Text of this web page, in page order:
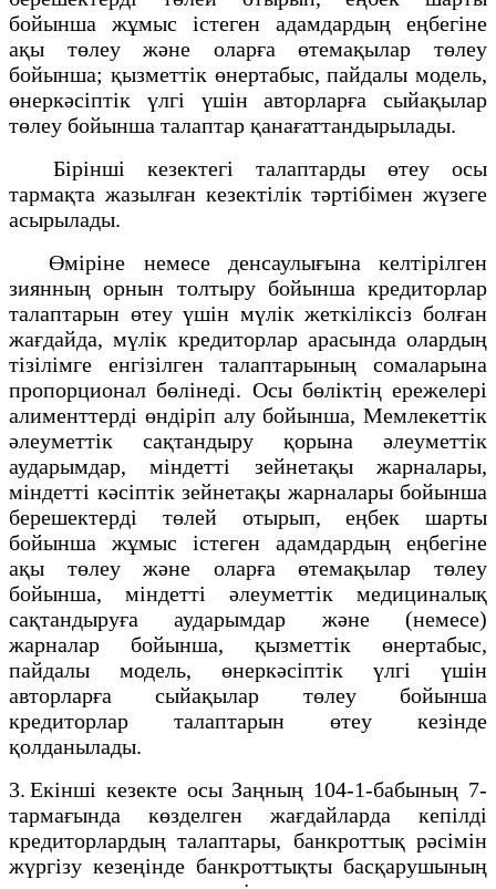
бойынша жұмыс iстеген адамдардың еңбегіне
ақы төлеу және оларға өтемақылар төлеу
бойынша; қызметтік өнертабыс, пайдалы модель,
өнеркәсіптік үлгі үшін авторларға сыйақылар
төлеу бойынша талаптар қанағаттандырылады.
Бiрiншi кезектегі талаптарды өтеу осы
тармақта жазылған кезектілік тәртiбімен жүзеге
асырылады.
Өмiріне немесе денсаулығына келтiрiлген
зиянның орнын толтыру бойынша кредиторлар
талаптарын өтеу үшiн мүлiк жеткiлiксiз болған
жағдайда, мүлiк кредиторлар арасында олардың
тiзiлiмге енгiзiлген талаптарының сомаларына
пропорционал бөлiнедi. Осы бөлiктің ережелерi
алименттердi өндiрiп алу бойынша, Мемлекеттiк
әлеуметтiк сақтандыру қорына әлеуметтiк
аударымдар, мiндеттi зейнетақы жарналары,
мiндеттi кәсiптiк зейнетақы жарналары бойынша
берешектердi төлей отырып, еңбек шарты
бойынша жұмыс iстеген адамдардың еңбегіне
ақы төлеу және оларға өтемақылар төлеу
бойынша, міндетті әлеуметтік медициналық
сақтандыруға аударымдар және (немесе)
жарналар бойынша, қызметтік өнертабыс,
пайдалы модель, өнеркәсіптік үлгі үшін
авторларға сыйақылар төлеу бойынша
кредиторлар талаптарын өтеу кезiнде
қолданылады.
3. Екінші кезекте осы Заңның 104-1-бабының 7-
тармағында көзделген жағдайларда кепілді
кредиторлардың талаптары, банкроттық рәсімін
жүргізу кезеңінде банкроттықты басқарушының